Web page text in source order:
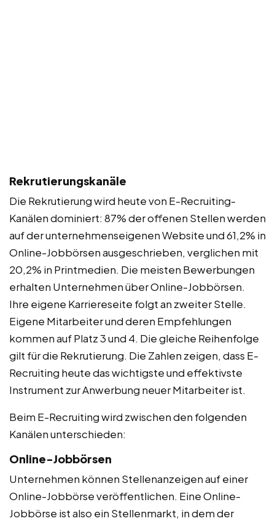
Rekrutierungskanäle
Die Rekrutierung wird heute von E-Recruiting-
Kanälen dominiert: 87% der offenen Stellen werden
auf der unternehmenseigenen Website und 61,2% in
Online-Jobbörsen ausgeschrieben, verglichen mit
20,2% in Printmedien. Die meisten Bewerbungen
erhalten Unternehmen über Online-Jobbörsen.
Ihre eigene Karriereseite folgt an zweiter Stelle.
Eigene Mitarbeiter und deren Empfehlungen
kommen auf Platz 3 und 4. Die gleiche Reihenfolge
gilt für die Rekrutierung. Die Zahlen zeigen, dass E-
Recruiting heute das wichtigste und effektivste
Instrument zur Anwerbung neuer Mitarbeiter ist.
Beim E-Recruiting wird zwischen den folgenden
Kanälen unterschieden:
Online-Jobbörsen
Unternehmen können Stellenanzeigen auf einer
Online-Jobbörse veröffentlichen. Eine Online-
Jobbörse ist also ein Stellenmarkt, in dem der